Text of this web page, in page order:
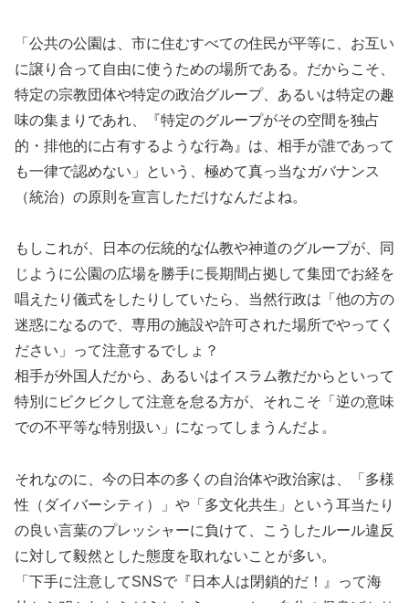
「公共の公園は、市に住むすべての住民が平等に、お互い
に譲り合って自由に使うための場所である。だからこそ、
特定の宗教団体や特定の政治グループ、あるいは特定の趣
味の集まりであれ、『特定のグループがその空間を独占
的・排他的に占有するような行為』は、相手が誰であって
も一律で認めない」という、極めて真っ当なガバナンス
（統治）の原則を宣言しただけなんだよね。
もしこれが、日本の伝統的な仏教や神道のグループが、同
じように公園の広場を勝手に長期間占拠して集団でお経を
唱えたり儀式をしたりしていたら、当然行政は「他の方の
迷惑になるので、専用の施設や許可された場所でやってく
ださい」って注意するでしょ？
相手が外国人だから、あるいはイスラム教だからといって
特別にビクビクして注意を怠る方が、それこそ「逆の意味
での不平等な特別扱い」になってしまうんだよ。
それなのに、今の日本の多くの自治体や政治家は、「多様
性（ダイバーシティ）」や「多文化共生」という耳当たり
の良い言葉のプレッシャーに負けて、こうしたルール違反
に対して毅然とした態度を取れないことが多い。
「下手に注意してSNSで『日本人は閉鎖的だ！』って海